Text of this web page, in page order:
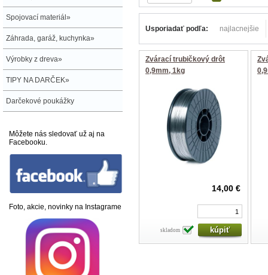
Spojovací materiál»
Záhrada, garáž, kuchynka»
Výrobky z dreva»
TIPY NA DARČEK»
Darčekové poukážky
Môžete nás sledovať už aj na
Facebooku.
Foto, akcie, novinky na Instagrame
Usporiadať podľa: najlacnejšie
Zvárací trubičkový drôt
0,9mm, 1kg
14,00 €
skladom